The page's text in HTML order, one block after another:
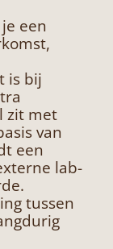
een
is bij
zit met
van
een
lab-
tussen